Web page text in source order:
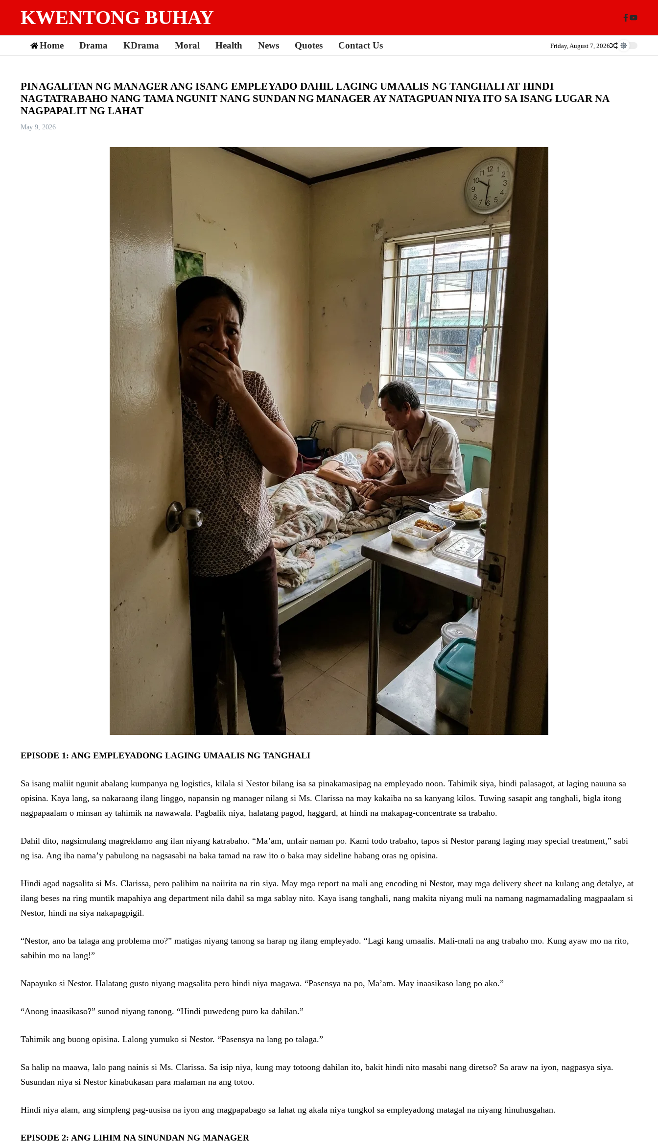
KWENTONG BUHAY
Home Drama KDrama Moral Health News Quotes Contact Us Friday, August 7, 2026
PINAGALITAN NG MANAGER ANG ISANG EMPLEYADO DAHIL LAGING UMAALIS NG TANGHALI AT HINDI
NAGTATRABAHO NANG TAMA NGUNIT NANG SUNDAN NG MANAGER AY NATAGPUAN NIYA ITO SA ISANG LUGAR NA
NAGPAPALIT NG LAHAT
May 9, 2026
EPISODE 1: ANG EMPLEYADONG LAGING UMAALIS NG TANGHALI
Sa isang maliit ngunit abalang kumpanya ng logistics, kilala si Nestor bilang isa sa pinakamasipag na empleyado noon. Tahimik siya, hindi palasagot, at laging nauuna sa
opisina. Kaya lang, sa nakaraang ilang linggo, napansin ng manager nilang si Ms. Clarissa na may kakaiba na sa kanyang kilos. Tuwing sasapit ang tanghali, bigla itong
nagpapaalam o minsan ay tahimik na nawawala. Pagbalik niya, halatang pagod, haggard, at hindi na makapag-concentrate sa trabaho.
Dahil dito, nagsimulang magreklamo ang ilan niyang katrabaho. “Ma’am, unfair naman po. Kami todo trabaho, tapos si Nestor parang laging may special treatment,” sabi
ng isa. Ang iba nama’y pabulong na nagsasabi na baka tamad na raw ito o baka may sideline habang oras ng opisina.
Hindi agad nagsalita si Ms. Clarissa, pero palihim na naiirita na rin siya. May mga report na mali ang encoding ni Nestor, may mga delivery sheet na kulang ang detalye, at
ilang beses na ring muntik mapahiya ang department nila dahil sa mga sablay nito. Kaya isang tanghali, nang makita niyang muli na namang nagmamadaling magpaalam si
Nestor, hindi na siya nakapagpigil.
“Nestor, ano ba talaga ang problema mo?” matigas niyang tanong sa harap ng ilang empleyado. “Lagi kang umaalis. Mali-mali na ang trabaho mo. Kung ayaw mo na rito,
sabihin mo na lang!”
Napayuko si Nestor. Halatang gusto niyang magsalita pero hindi niya magawa. “Pasensya na po, Ma’am. May inaasikaso lang po ako.”
“Anong inaasikaso?” sunod niyang tanong. “Hindi puwedeng puro ka dahilan.”
Tahimik ang buong opisina. Lalong yumuko si Nestor. “Pasensya na lang po talaga.”
Sa halip na maawa, lalo pang nainis si Ms. Clarissa. Sa isip niya, kung may totoong dahilan ito, bakit hindi nito masabi nang diretso? Sa araw na iyon, nagpasya siya.
Susundan niya si Nestor kinabukasan para malaman na ang totoo.
Hindi niya alam, ang simpleng pag-uusisa na iyon ang magpapabago sa lahat ng akala niya tungkol sa empleyadong matagal na niyang hinuhusgahan.
EPISODE 2: ANG LIHIM NA SINUNDAN NG MANAGER